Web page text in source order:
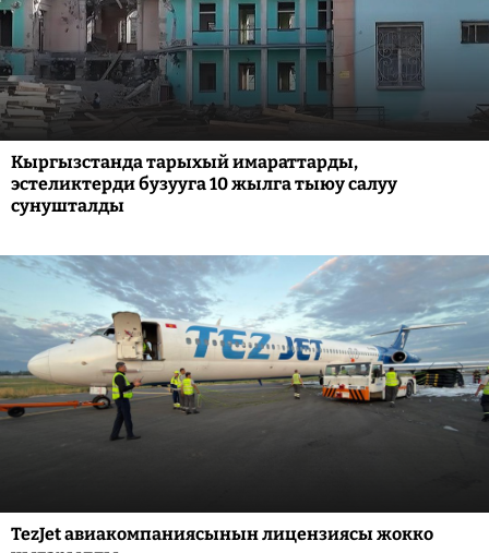
Кыргызстанда тарыхый имараттарды,
эстеликтерди бузууга 10 жылга тыюу салуу
сунушталды
TezJet авиакомпаниясынын лицензиясы жокко